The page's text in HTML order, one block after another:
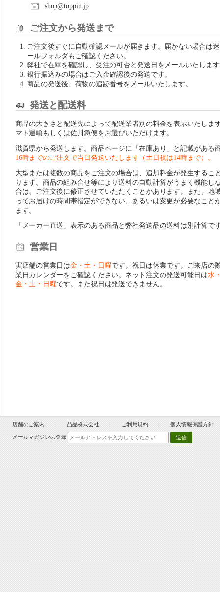
shop@toppin.jp
ご注文から発送まで
ご注文後すぐに自動確認メールが届きます。届かない場合は
ールフォルダもご確認ください。
弊社で在庫を確認し、受注の可否と発送日をメールいたしま
銀行振込みの場合はご入金確認後の発送です。
商品の発送後、荷物の追跡番号をメールいたします。
発送と配送料
商品の大きさと配送先によって配送業者別の料金を表示いたしま
マト運輸もしくは佐川急便をお選びいただけます。
滋賀県から発送します。商品ページに「在庫あり」と記載がある
16時までのご注文で当日発送いたします（土日祝は14時まで）。
大型または複数の商品をご注文の場合は、追加料金が発生するこ
ります。商品の組み合せ等により送料の自動計算がうまく機能し
合は、ご注文後に修正させていただくことがあります。また、地
ってお届けの時間帯指定ができない、あるいは変更が必要なこと
ます。
「メーカー直送」表示のある商品と弊社発送品の送料は別計算で
営業日
実店舗の営業日は金・土・日曜です。祝日は休業です。ご来店の
業日カレンダーをご確認ください。ネット注文の発送可能日は水
金・土・日曜です。また祝日は発送できません。
店舗のご案内 凸品株式会社 ご利用規約 個人情報保護方針
メールマガジンの登録 送信